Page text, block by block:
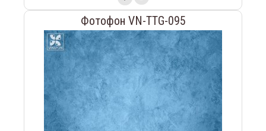
Фотофон VN-TTG-095